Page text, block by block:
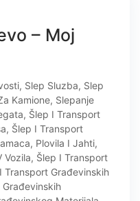
– Moj
, Slep Sluzba, Slep
Kamione, Slepanje
, Šlep I Transport
, Šlep I Transport
Plovila I Jahti,
Vozila, Šlep I Transport
Transport Građevinskih